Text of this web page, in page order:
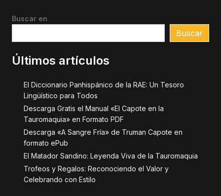
Buscar en
Buscar
Últimos artículos
El Diccionario Panhispánico de la RAE: Un Tesoro
Lingüístico para Todos
Descarga Gratis el Manual «El Capote en la
Tauromaquia» en Formato PDF
Descarga «A Sangre Fría» de Truman Capote en
formato ePub
El Matador Sandino: Leyenda Viva de la Tauromaquia
Trofeos y Regalos: Reconociendo el Valor y
Celebrando con Estilo